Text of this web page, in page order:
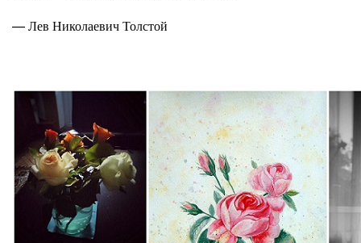
— Лев Николаевич Толстой